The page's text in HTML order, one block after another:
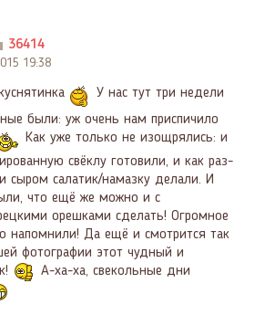
36414
19:38
У нас тут три недели
были: уж очень нам приспичило
Как уже только не изощрялись: и
свёклу готовили, и как раз-
сыром салатик/намазку делали. И
что ещё же можно и с
орешками сделать! Огромное
напомнили! Да ещё и смотрится так
фотографии этот чудный и
А-ха-ха, свекольные дни